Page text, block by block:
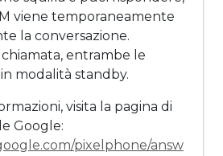
viene temporaneamente
la conversazione.
entrambe le
modalità standby.
visita la pagina di
Google:
pixelphone/answ